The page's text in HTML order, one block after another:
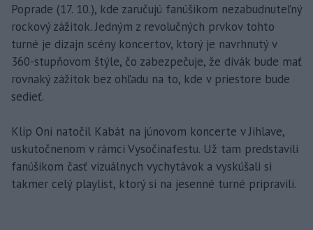
Poprade (17. 10.), kde zaručujú fanúšikom nezabudnuteľný
rockový zážitok. Jedným z revolučných prvkov tohto
turné je dizajn scény koncertov, ktorý je navrhnutý v
360-stupňovom štýle, čo zabezpečuje, že divák bude mať
rovnaký zážitok bez ohľadu na to, kde v priestore bude
sedieť.
Klip Oni natočil Kabát na júnovom koncerte v Jihlave,
uskutočnenom v rámci Vysočinafestu. Už tam predstavili
fanúšikom časť vizuálnych vychytávok a vyskúšali si
takmer celý playlist, ktorý si na jesenné turné pripravili.